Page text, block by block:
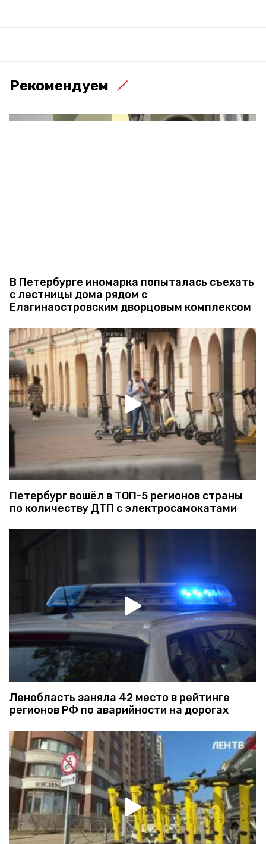
Рекомендуем
В Петербурге иномарка попыталась съехать
с лестницы дома рядом с
Елагинаостровским дворцовым комплексом
Петербург вошёл в ТОП-5 регионов страны
по количеству ДТП с электросамокатами
Ленобласть заняла 42 место в рейтинге
регионов РФ по аварийности на дорогах